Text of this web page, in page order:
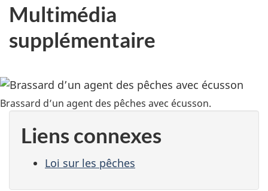
Multimédia
supplémentaire
Brassard d’un agent des pêches avec écusson.
Liens connexes
Loi sur les pêches